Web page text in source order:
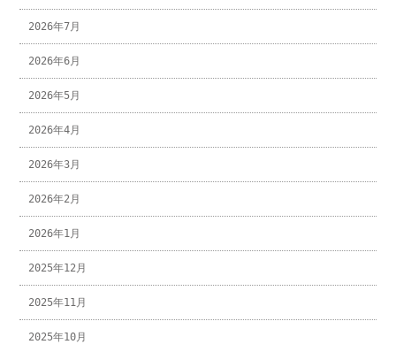
2026年7月
2026年6月
2026年5月
2026年4月
2026年3月
2026年2月
2026年1月
2025年12月
2025年11月
2025年10月